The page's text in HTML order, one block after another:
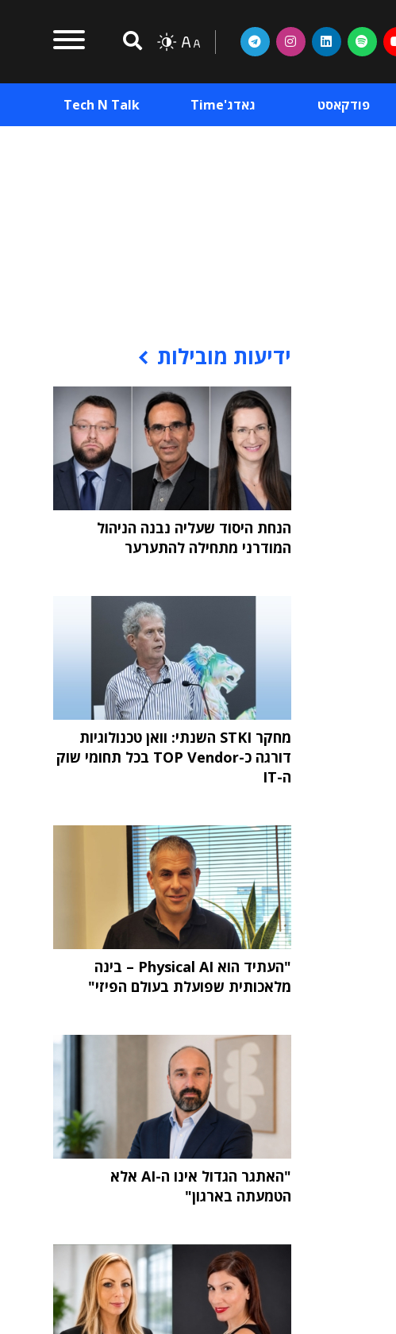
פודקאסט גאדג'Time Tech N Talk
ידיעות מובילות
הנחת היסוד שעליה נבנה הניהול
המודרני מתחילה להתערער
מחקר STKI השנתי: וואן טכנולוגיות
דורגה כ-TOP Vendor בכל תחומי שוק
ה-IT
"העתיד הוא Physical AI – בינה
מלאכותית שפועלת בעולם הפיזי"
"האתגר הגדול אינו ה-AI אלא
הטמעתה בארגון"